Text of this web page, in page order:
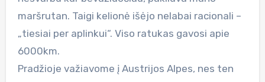
maršrutan. Taigi kelionė išėjo nelabai racionali –
„tiesiai per aplinkui“. Viso ratukas gavosi apie
6000km.
Pradžioje važiavome į Austrijos Alpes, nes ten